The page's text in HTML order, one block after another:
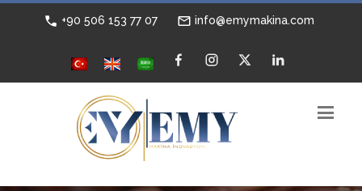
+90 506 153 77 07 info@emymakina.com